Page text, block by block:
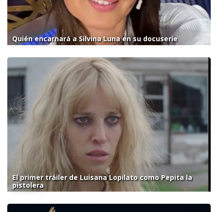
Quién encarnará a Silvina Luna en su docuserie
El primer tráiler de Luisana Lopilato como Pepita la
pistolera